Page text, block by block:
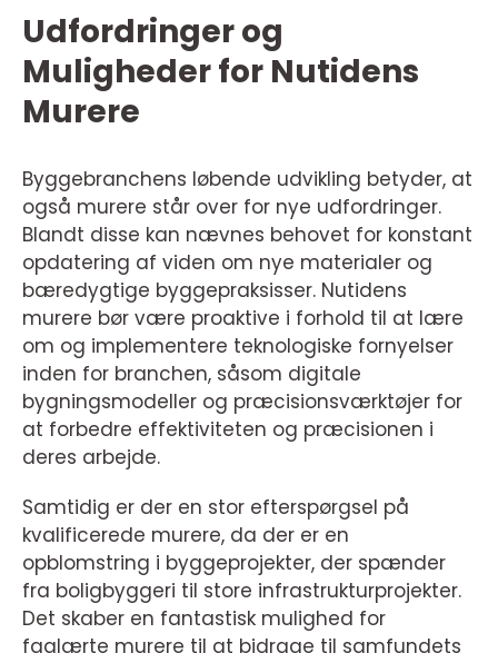
Udfordringer og
Muligheder for Nutidens
Murere
Byggebranchens løbende udvikling betyder, at
også murere står over for nye udfordringer.
Blandt disse kan nævnes behovet for konstant
opdatering af viden om nye materialer og
bæredygtige byggepraksisser. Nutidens
murere bør være proaktive i forhold til at lære
om og implementere teknologiske fornyelser
inden for branchen, såsom digitale
bygningsmodeller og præcisionsværktøjer for
at forbedre effektiviteten og præcisionen i
deres arbejde.
Samtidig er der en stor efterspørgsel på
kvalificerede murere, da der er en
opblomstring i byggeprojekter, der spænder
fra boligbyggeri til store infrastrukturprojekter.
Det skaber en fantastisk mulighed for
faglærte murere til at bidrage til samfundets